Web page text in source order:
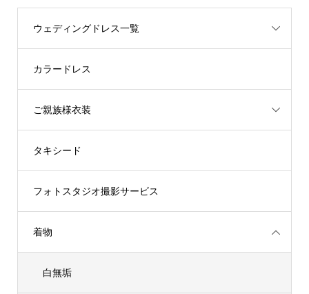
ウェディングドレス一覧
カラードレス
ご親族様衣装
タキシード
フォトスタジオ撮影サービス
着物
白無垢